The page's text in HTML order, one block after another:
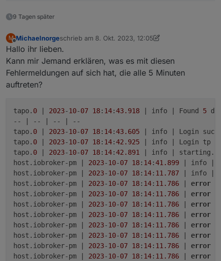
9 Tagen später
M
Offline
Michaelnorgeschrieb am 8. Okt. 2023, 12:05
zuletzt editiert von Michaelnorge
Hallo ihr lieben.
Kann mir Jemand erklären, was es mit diesen
Fehlermeldungen auf sich hat, die alle 5 Minuten
auftreten?
tapo. 0 2023-10-07 18: 14:43.918 | info | Found 5
-- | -- | -- | --
tapo. 0 2023-10-07 18: 14:43.605 | info | Login
tapo. 0 2023-10-07 18: 14:42.925 | info | Login tp
tapo. 0 2023-10-07 18: 14:42.891
| info | starting.
host.iobroker-pm | 2023-10-07 18: 14:41.899 | info |
host.iobroker-pm | 2023-10-07 18: 14: 11.787 | info |
host.iobroker-pm | 2023-10-07 18: 14: 11.786 error
host.iobroker-pm | 2023-10-07 18: 14: 11.786 error
host.iobroker-pm | 2023-10-07 18: 14: 11.786 error
host.iobroker-pm | 2023-10-07 18: 14: 11.786 error
host.iobroker-pm | 2023-10-07 18: 14: 11.786 error
host.iobroker-pm | 2023-10-07 18: 14: 11.786 error
host.iobroker-pm | 2023-10-07 18: 14: 11.786 error
host.iobroker-pm | 2023-10-07 18: 14: 11.786 error